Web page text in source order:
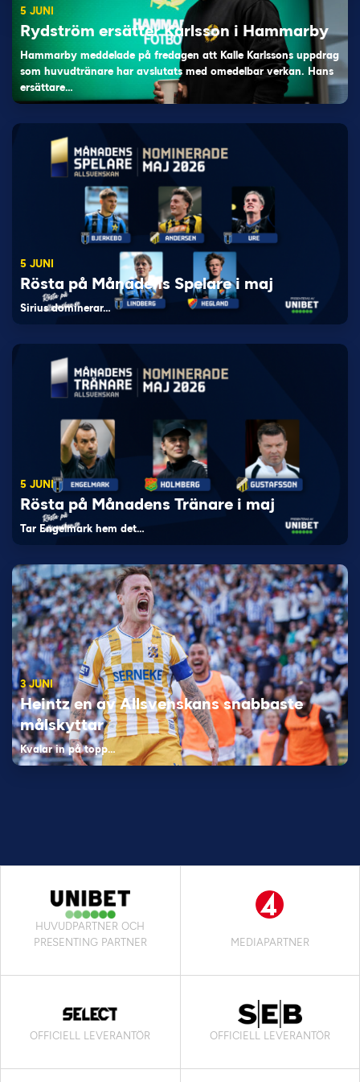
5 JUNI
Rydström ersätter Karlsson i Hammarby
Hammarby meddelade på fredagen att Kalle Karlssons uppdrag
som huvudtränare har avslutats med omedelbar verkan. Hans
ersättare…
5 JUNI
Rösta på Månadens Spelare i maj
Sirius dominerar…
5 JUNI
Rösta på Månadens Tränare i maj
Tar Engelmark hem det…
3 JUNI
Heintz en av Allsvenskans snabbaste
målskyttar
Kvalar in på topp…
HUVUDPARTNER OCH
PRESENTING PARTNER
MEDIAPARTNER
OFFICIELL LEVERANTÖR OFFICIELL LEVERANTÖR